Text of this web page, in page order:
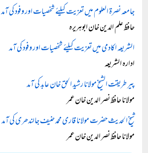
جامعہ نصرۃ العلوم میں تعزیت کیلئے شخصیات اور وفود کی آمد
حافظ علم الدین خان ابوہریرہ
الشریعہ اکادمی میں تعزیت کیلئے شخصیات اور وفود کی آمد
ادارہ الشریعہ
پیر طریقت الشیخ مولانا رشید الحق خان عابد کی آمد
مولانا حافظ نصر الدین خان عمر
شیخ الحدیث حضرت مولانا قاری محمد حنیف جالندھری کی آمد
مولانا حافظ نصر الدین خان عمر